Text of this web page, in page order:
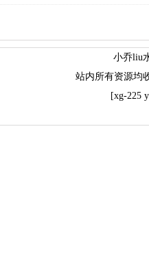
小乔liu
站内所有资源均
[xg-225